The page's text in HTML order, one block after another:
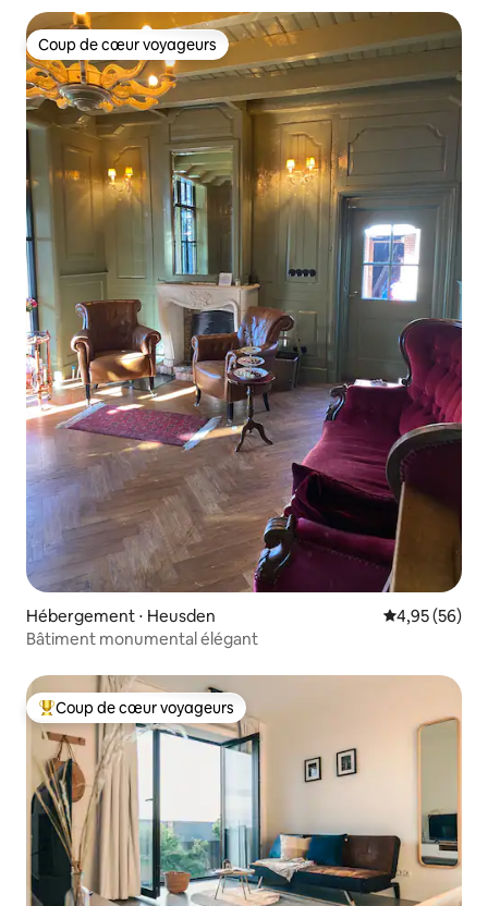
Coup de cœur voyageurs
Coup de cœur voyageurs
Hébergement ⋅ Heusden Évaluation
4,95 (56)
Bâtiment monumental élégant
Coups de cœur voyageurs les plus appréciés
Coup de cœur voyageurs